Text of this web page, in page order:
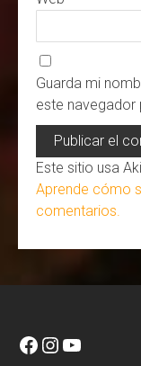
Guarda mi
este navegador
Este sitio usa
Aprende cómo
comentarios.
Facebook
Instagram
YouTube